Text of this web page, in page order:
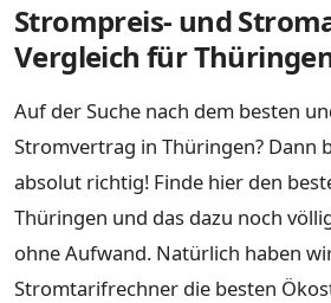
Strompreis- und
Vergleich für
Auf der Suche nach dem besten
Stromvertrag in Thüringen? Dann
absolut richtig! Finde hier den
Thüringen und das dazu noch
ohne Aufwand. Natürlich haben
Stromtarifrechner die besten